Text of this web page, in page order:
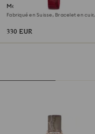
Montre Dextera octagon
Fabriqué en Suisse, Bracelet en cuir,
330 EUR